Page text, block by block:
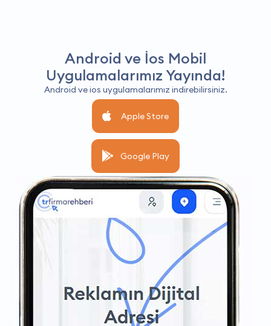
Android ve İos Mobil
Uygulamalarımız Yayında!
Android ve ios uygulamalarımız indirebilirsiniz.
Apple Store
Google Play